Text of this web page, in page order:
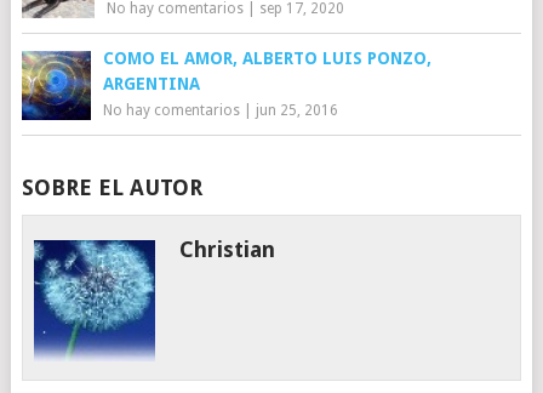
No hay comentarios| sep 17, 2020
COMO EL AMOR, ALBERTO LUIS PONZO,
ARGENTINA
No hay comentarios| jun 25, 2016
SOBRE EL AUTOR
Christian